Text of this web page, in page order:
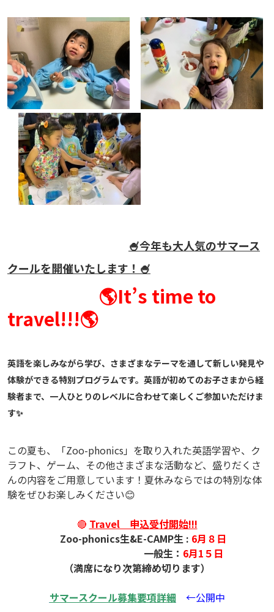
🍧今年も大人気のサマース
クールを開催いたします！🍧
🌎It’s time to
travel!!!🌎
英語を楽しみながら学び、さまざまなテーマを通して新しい発見や
体験ができる特別プログラムです。英語が初めてのお子さまから経
験者まで、一人ひとりのレベルに合わせて楽しくご参加いただけま
す✨
この夏も、「Zoo-phonics」を取り入れた英語学習や、ク
ラフト、ゲーム、その他さまざまな活動など、盛りだくさ
んの内容をご用意しています！夏休みならではの特別な体
験をぜひお楽しみください😊
🔴 Travel 申込受付開始!!!
Zoo-phonics生&E-CAMP生 : 6月８日
一般生： 6月1５日
（満席になり次第締め切ります）
サマースクール募集要項詳細
←公開中